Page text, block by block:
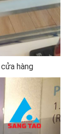
hàng